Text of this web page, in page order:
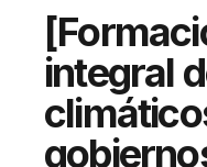
Campañas
Arbolado
Residuos
Proyectos
integral